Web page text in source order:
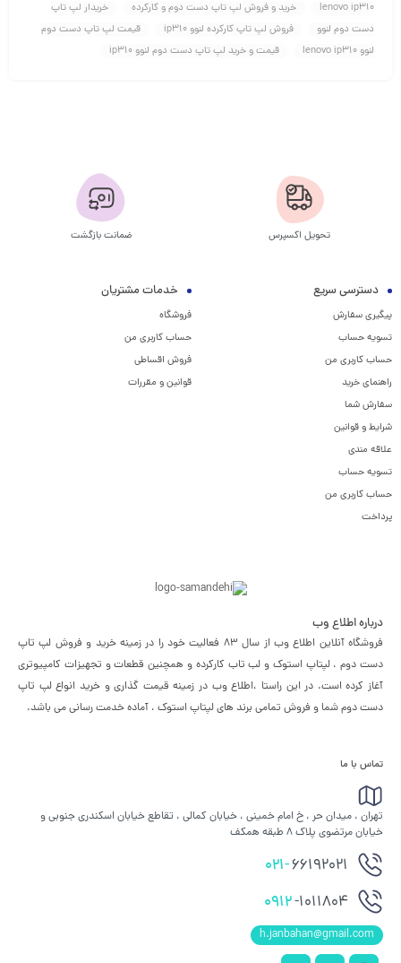
lenovo ip310
خرید و فروش لپ تاپ دست دوم و کارکرده
خریدار لپ تاپ
دست دوم لنوو
فروش لپ تاپ کارکرده لنوو ip310
قیمت لپ تاپ دست دوم
لنوو lenovo ip310
قیمت و خرید لپ تاپ دست دوم لنوو ip310
تحویل اکسپرس ضمانت بازگشت
دسترسی سریع
پیگیری سفارش
تسویه حساب
حساب کاربری من
راهنمای خرید
سفارش شما
شرایط و قوانین
علاقه مندی
تسویه حساب
حساب کاربری من
پرداخت
خدمات مشتریان
فروشگاه
حساب کاربری من
فروش اقساطی
قوانین و مقررات
درباره اطلاع وب
فروشگاه آنلاین اطلاع وب از سال 83 فعالیت خود را در زمینه خرید و فروش لپ تاپ
دست دوم ، لپتاپ استوک و لب تاب کارکرده و همچنین قطعات و تجهیزات کامپیوتری
آغاز کرده است. در این راستا ،‌اطلاع وب در زمینه قیمت گذاری و خرید انواع لپ تاپ
دست دوم شما و فروش تمامی برند های لپتاپ استوک ، آماده خدمت رسانی می باشد.
تماس با ما
تهران ، میدان حر ، خ امام خمینی ، خیابان کمالی ، تقاطع خیابان اسکندری جنوبی و
خیابان مرتضوی پلاک 8 طبقه همکف
021-66192021
0912-1011804
h.janbahan@gmail.com